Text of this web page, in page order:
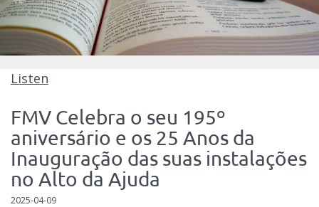
Ensino
Veterinário
desde
Faculdade
de
Veterinária
Listen
FMV Celebra o seu 195º
aniversário e os 25 Anos da
Inauguração das suas instalações
no Alto da Ajuda
2025-04-09